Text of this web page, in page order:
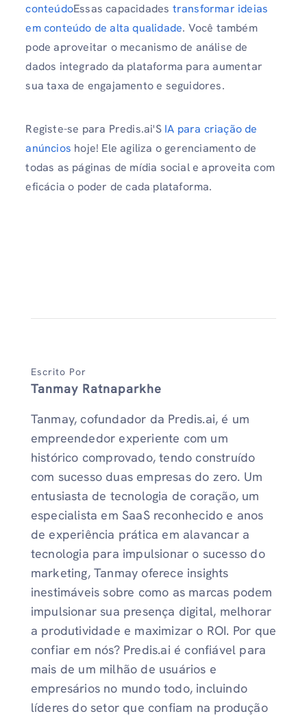
conteúdoEssas capacidades transformar ideias
em conteúdo de alta qualidade. Você também
pode aproveitar o mecanismo de análise de
dados integrado da plataforma para aumentar
sua taxa de engajamento e seguidores.
Registe-se para Predis.ai'S IA para criação de
anúncios hoje! Ele agiliza o gerenciamento de
todas as páginas de mídia social e aproveita com
eficácia o poder de cada plataforma.
Escrito Por
Tanmay Ratnaparkhe
Tanmay, cofundador da Predis.ai, é um
empreendedor experiente com um
histórico comprovado, tendo construído
com sucesso duas empresas do zero. Um
entusiasta de tecnologia de coração, um
especialista em SaaS reconhecido e anos
de experiência prática em alavancar a
tecnologia para impulsionar o sucesso do
marketing, Tanmay oferece insights
inestimáveis ​​sobre como as marcas podem
impulsionar sua presença digital, melhorar
a produtividade e maximizar o ROI. Por que
confiar em nós? Predis.ai é confiável para
mais de um milhão de usuários e
empresários no mundo todo, incluindo
líderes do setor que confiam na produção